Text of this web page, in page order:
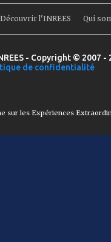
Découvrir l'INREES Qui
- Copyright © 2007
de confidentialité
sur les Expériences